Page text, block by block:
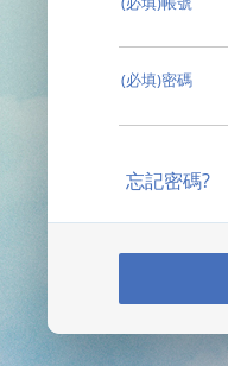
(必填)密碼
忘記密碼?